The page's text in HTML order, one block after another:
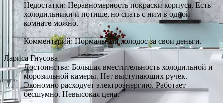
Недостатки: Неравномерность покраски корпуса. Есть
холодильники и потише, но спать с ним в одной
комнате можно.
Комментарий: Нормальный холодос за свои деньги.
Лариса Гнусова
Достоинства: Большая вместительность холодильной и
морозильной камеры. Нет выступающих ручек.
Экономно расходует электроэнергию. Работает
бесшумно. Невысокая цена.